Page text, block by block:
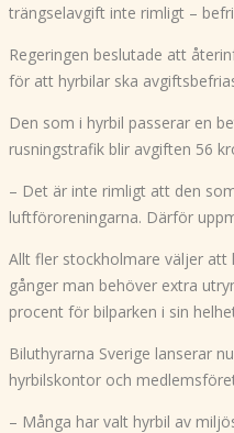
trängselavgift inte rimligt –
Regeringen beslutade att
för att hyrbilar ska
Den som i hyrbil passerar en
rusningstrafik blir avgiften 56
– Det är inte rimligt att den
luftföroreningarna. Därför
Allt fler stockholmare väljer att
gånger man behöver extra
procent för bilparken i sin
Biluthyrarna Sverige lanserar
hyrbilskontor och
– Många har valt hyrbil av